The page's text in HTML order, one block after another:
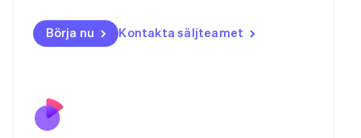
Börja nu Kontakta säljteamet
Norge
English
English
Portugal